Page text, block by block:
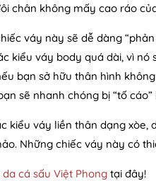
chân không mấy cao ráo
váy này sẽ dễ dàng
kiểu váy body quá dài, vì
bạn sở hữu thân hình
sẽ nhanh chóng bị “tố
kiểu váy liền thân dạng xòe,
Những chiếc váy này có
da cá sấu Việt Phong tại đây!